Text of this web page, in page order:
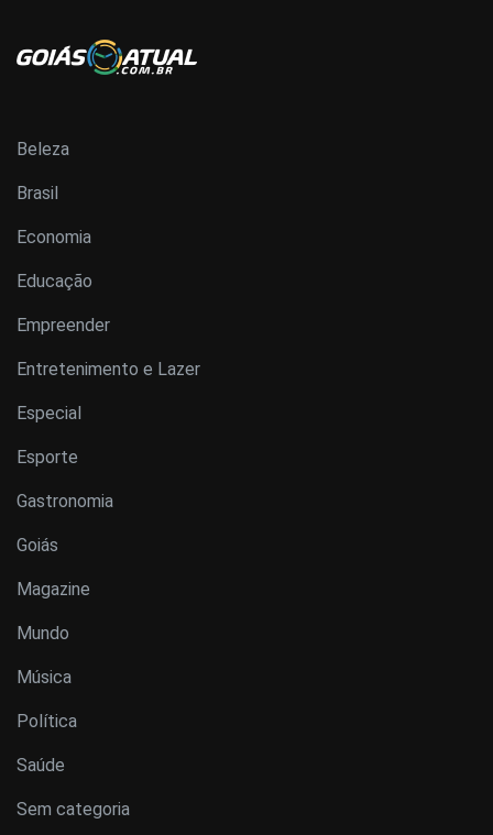
Beleza
Brasil
Economia
Educação
Empreender
Entretenimento e Lazer
Especial
Esporte
Gastronomia
Goiás
Magazine
Mundo
Música
Política
Saúde
Sem categoria